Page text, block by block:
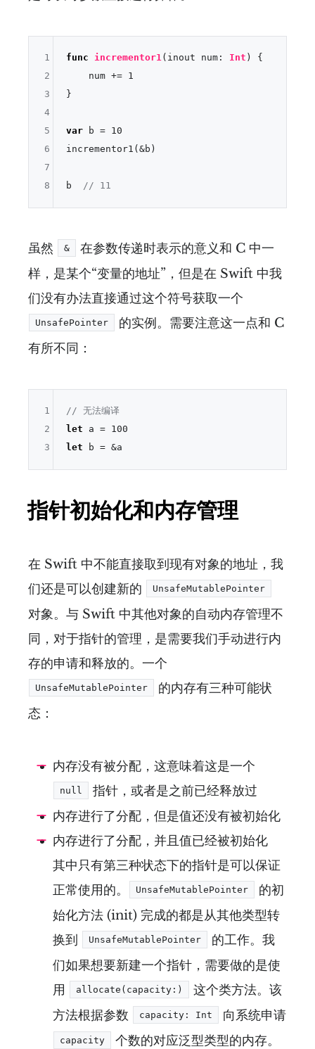
func incrementor1( inout num: Int ) {
    num
+=
1
}
var b =
10
incrementor1( &b)
b // 11
1
2
3
4
5
6
7
8
虽然 &
在参数传递时表示的意义和 C 中一
样，是某个“变量的地址”，但是在 Swift 中我
们没有办法直接通过这个符号获取一个
UnsafePointer
的实例。需要注意这一点和 C
有所不同：
// 无法编译
let a =
100
let b = &
1
2
3
指针初始化和内存管理
在 Swift 中不能直接取到现有对象的地址，我
们还是可以创建新的
UnsafeMutablePointer
对象。与 Swift 中其他对象的自动内存管理不
同，对于指针的管理，是需要我们手动进行内
存的申请和释放的。一个
UnsafeMutablePointer
的内存有三种可能状
态：
内存没有被分配，这意味着这是一个
null
指针，或者是之前已经释放过
内存进行了分配，但是值还没有被初始化
内存进行了分配，并且值已经被初始化
其中只有第三种状态下的指针是可以保证
正常使用的。
UnsafeMutablePointer
的初
始化方法 (init) 完成的都是从其他类型转
换到
UnsafeMutablePointer
的工作。我
们如果想要新建一个指针，需要做的是使
用
allocate(capacity:)
这个类方法。该
方法根据参数
capacity: Int 向系统申请
capacity
个数的对应泛型类型的内存。